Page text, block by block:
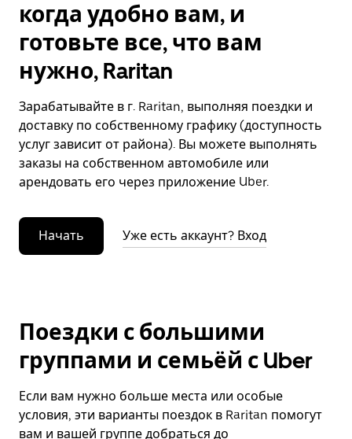
когда удобно вам, и
готовьте все, что вам
нужно, Raritan
Зарабатывайте в г. Raritan, выполняя поездки и
доставку по собственному графику (доступность
услуг зависит от района). Вы можете выполнять
заказы на собственном автомобиле или
арендовать его через приложение Uber.
Начать Уже есть аккаунт? Вход
Поездки с большими
группами и семьёй с Uber
Если вам нужно больше места или особые
условия, эти варианты поездок в Raritan помогут
вам и вашей группе добраться до